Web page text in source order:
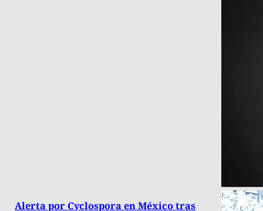
Alerta por Cyclospora en México tras